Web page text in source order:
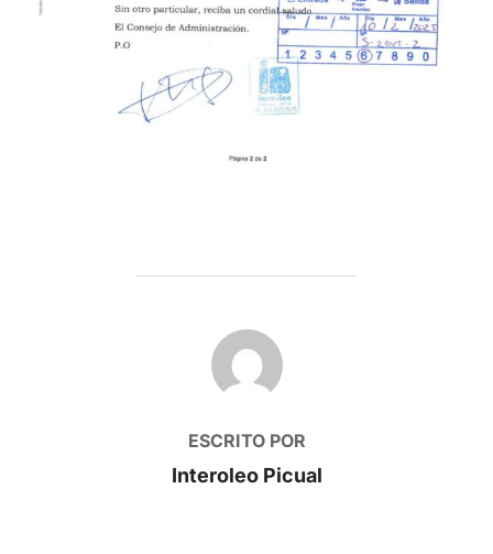
AUTOR DE LA PUBLICACIÓN
ESCRITO POR
Interoleo Picual